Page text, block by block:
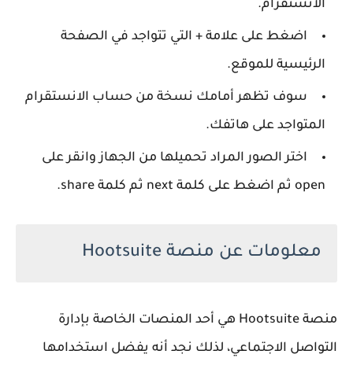
الانستقرام.
اضغط على علامة + التي تتواجد في الصفحة
الرئيسية للموقع.
سوف تظهر أمامك نسخة من حساب الانستقرام
المتواجد على هاتفك.
اختر الصور المراد تحميلها من الجهاز وانقر على
open ثم اضغط على كلمة next ثم كلمة share.
معلومات عن منصة Hootsuite
منصة Hootsuite هي أحد المنصات الخاصة بإدارة
التواصل الاجتماعي، لذلك نجد أنه يفضل استخدامها